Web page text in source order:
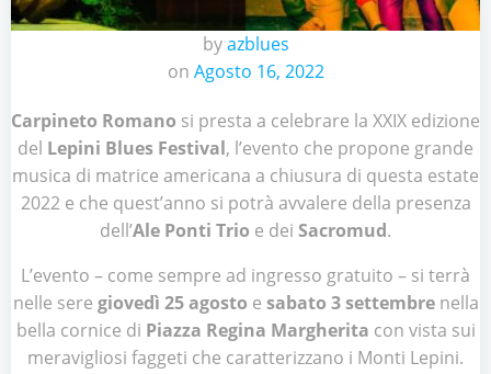
byazblues
on Agosto 16, 2022
Carpineto Romano si presta a celebrare la XXIX edizione
del Lepini Blues Festival, l’evento che propone grande
musica di matrice americana a chiusura di questa estate
2022 e che quest’anno si potrà avvalere della presenza
dell’Ale Ponti Trio e dei Sacromud.
L’evento – come sempre ad ingresso gratuito – si terrà
nelle sere giovedì 25 agosto e sabato 3 settembrenella
bella cornice di Piazza Regina Margherita con vista sui
meravigliosi faggeti che caratterizzano i Monti Lepini.